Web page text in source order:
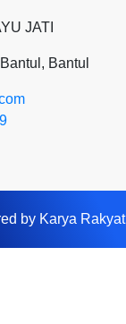
JATI
Bantul
by Karya Rakyat